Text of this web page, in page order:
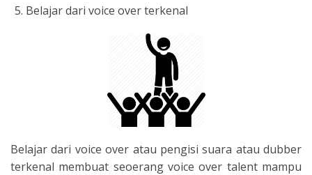
Belajar dari voice over terkenal
Belajar dari voice over atau pengisi suara atau dubber
terkenal membuat seoerang voice over talent mampu